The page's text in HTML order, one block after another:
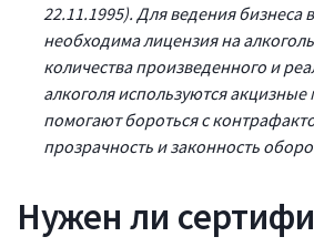
22.11.1995). Для ведения бизнеса
необходима лицензия на
количества произведенного и
алкоголя используются
помогают бороться с
прозрачность и законность
Нужен ли